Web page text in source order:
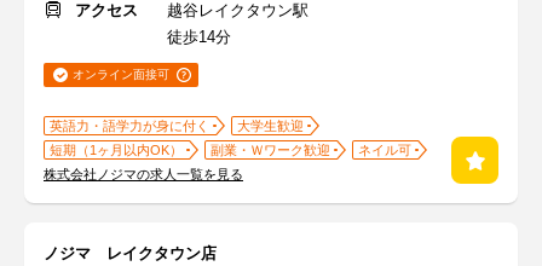
アクセス
越谷レイクタウン駅
徒歩14分
オンライン面接可
英語力・語学力が身に付く
大学生歓迎
短期（1ヶ月以内OK）
副業・Ｗワーク歓迎
ネイル可
株式会社ノジマの求人一覧を見る
ノジマ レイクタウン店